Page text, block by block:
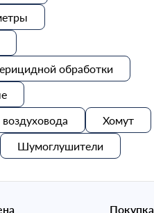
обработки
Хомут
Шумоглушители
Покупка